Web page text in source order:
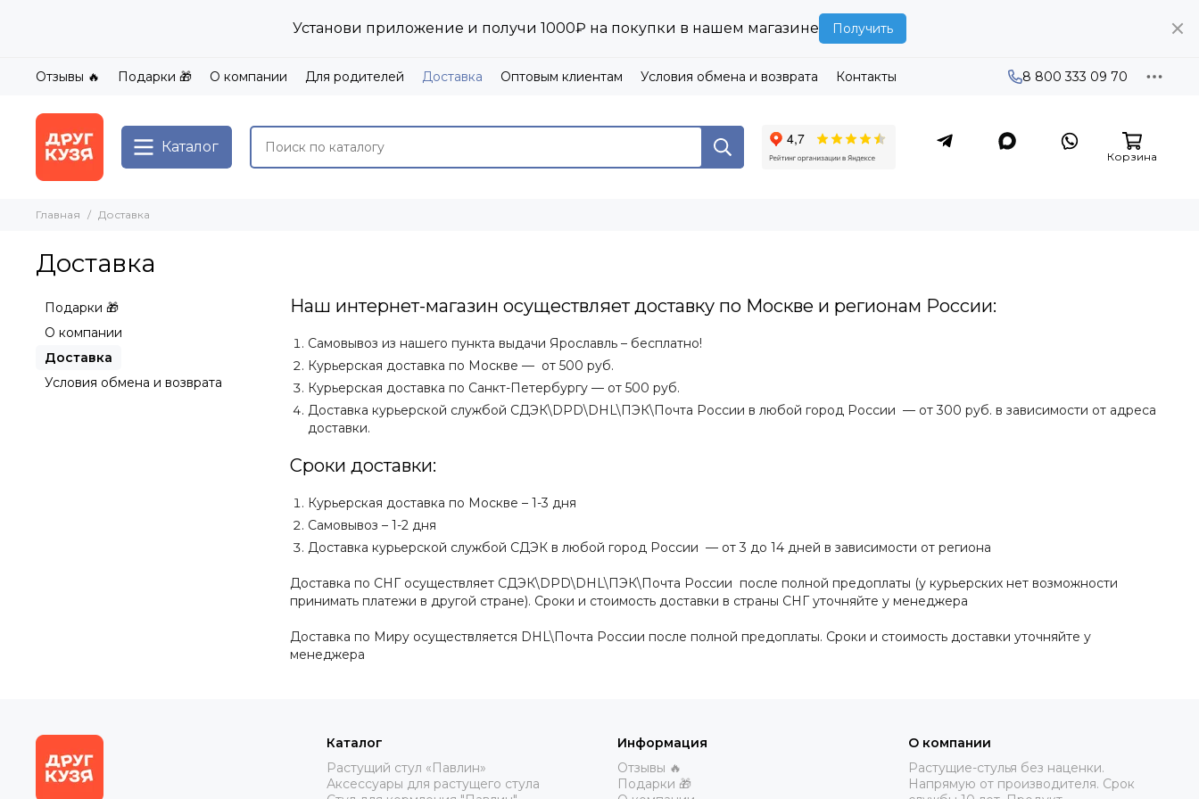
Установи приложение и получи 1000₽ на покупки в нашем магазине Получить
Отзывы 🔥 Подарки 🎁 О компании Для родителей Доставка Оптовым клиентам Условия обмена и возврата Контакты 8 800 333 09 70
Каталог
Корзина
Главная Доставка
Доставка
Наш интернет-магазин осуществляет доставку по Москве и регионам России:
Самовывоз из нашего пункта выдачи Ярославль – бесплатно!
Курьерская доставка по Москве — от 500 руб.
Курьерская доставка по Санкт-Петербургу — от 500 руб.
Доставка курьерской службой СДЭК\DPD\DHL\ПЭК\Почта России в любой город России — от 300 руб. в зависимости от адреса
доставки.
Сроки доставки:
Курьерская доставка по Москве – 1-3 дня
Самовывоз – 1-2 дня
Доставка курьерской службой СДЭК в любой город России — от 3 до 14 дней в зависимости от региона
Доставка по СНГ осуществляет СДЭК\DPD\DHL\ПЭК\Почта России после полной предоплаты (у курьерских нет возможности
принимать платежи в другой стране). Сроки и стоимость доставки в страны СНГ уточняйте у менеджера
Доставка по Миру осуществляется DHL\Почта России после полной предоплаты. Сроки и стоимость доставки уточняйте у
менеджера
Подарки 🎁
О компании
Доставка
Условия обмена и возврата
Каталог
Растущий стул «Павлин»
Аксессуары для растущего стула
Информация
Отзывы 🔥
Подарки 🎁
О компании
Растущие-стулья без наценки.
Напрямую от производителя. Срок